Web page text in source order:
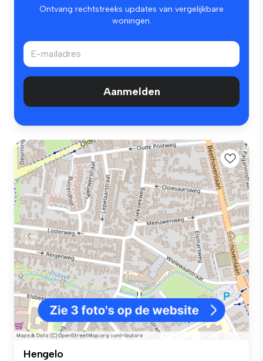
Ontvang rechtstreeks updates van vergelijkbare
woningen.
Aanmelden
Hengelo